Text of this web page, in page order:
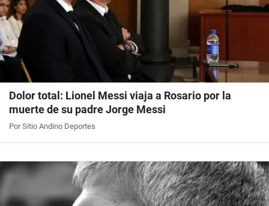
Dolor total: Lionel Messi viaja a Rosario por la
muerte de su padre Jorge Messi
Por Sitio Andino Deportes